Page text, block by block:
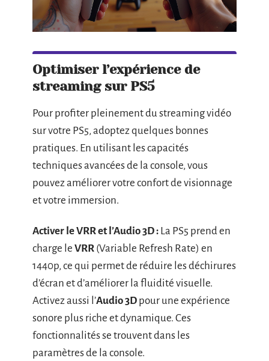
Optimiser l’expérience de
streaming sur PS5
Pour profiter pleinement du streaming vidéo
sur votre PS5, adoptez quelques bonnes
pratiques. En utilisant les capacités
techniques avancées de la console, vous
pouvez améliorer votre confort de visionnage
et votre immersion.
Activer le VRR et l’Audio 3D : La PS5 prend en
charge le VRR (Variable Refresh Rate) en
1440p, ce qui permet de réduire les déchirures
d’écran et d’améliorer la fluidité visuelle.
Activez aussi l’Audio 3D pour une expérience
sonore plus riche et dynamique. Ces
fonctionnalités se trouvent dans les
paramètres de la console.